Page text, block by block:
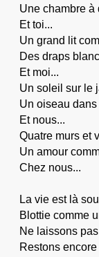
Une chambre à
Et toi...
Un grand lit
Des draps
Et moi...
Un soleil sur le
Un oiseau
Et nous...
Quatre murs et
Un amour
Chez nous...
La vie est là
Blottie comme
Ne laissons
Restons